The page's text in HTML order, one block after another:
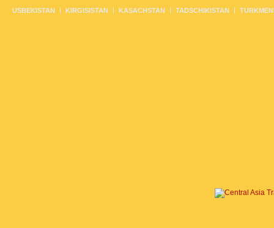
USBEKISTAN KIRGISISTAN KASACHSTAN TADSCHIKISTAN